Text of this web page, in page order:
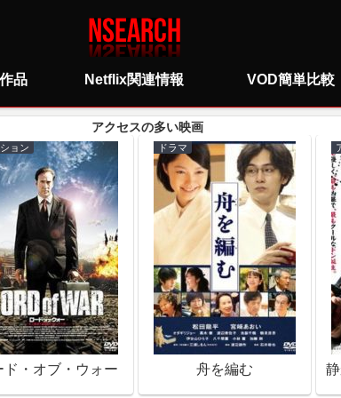
品 Netflix関連情報 VOD簡単比較
ョン
ド・オブ・ウォー
ドラマ
舟を編む